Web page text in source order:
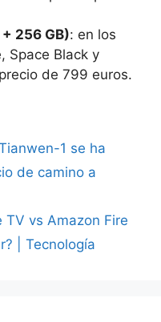
256 GB): en los
Space Black y
de 799 euros.
1 se ha
de camino a
TV vs Amazon Fire
| Tecnología